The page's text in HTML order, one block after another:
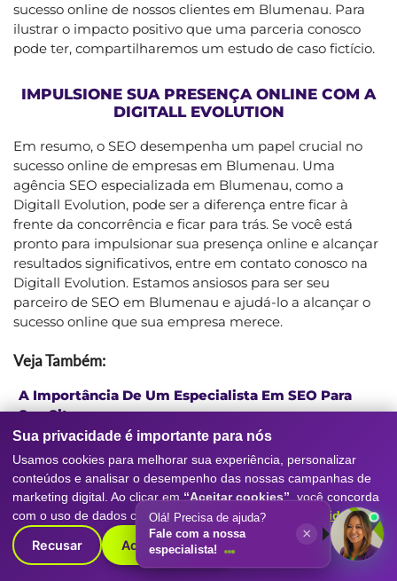
sucesso online de nossos clientes em Blumenau. Para
ilustrar o impacto positivo que uma parceria conosco
pode ter, compartilharemos um estudo de caso fictício.
IMPULSIONE SUA PRESENÇA ONLINE COM A
DIGITALL EVOLUTION
Em resumo, o SEO desempenha um papel crucial no
sucesso online de empresas em Blumenau. Uma
agência SEO especializada em Blumenau, como a
Digitall Evolution, pode ser a diferença entre ficar à
frente da concorrência e ficar para trás. Se você está
pronto para impulsionar sua presença online e alcançar
resultados significativos, entre em contato conosco na
Digitall Evolution. Estamos ansiosos para ser seu
parceiro de SEO em Blumenau e ajudá-lo a alcançar o
sucesso online que sua empresa merece.
Veja Também:
A Importância De Um Especialista Em SEO Para
Seu Site
, A Maior Empresa De Análise De Marketing
A Maior Empresa De Criação De E-Commerce ,
A Maior Empresa De Criação De Loja Virtual
,
A Maior Empresa De Criação De Site
Sua privacidade é importante para nós
Usamos cookies para melhorar sua experiência, personalizar
conteúdos e analisar o desempenho das nossas campanhas de
marketing digital. Ao clicar em “Aceitar cookies” , você concorda
com o uso de dados conforme nossaPolítica de Privacidade.
Recusar Aceitar cookies